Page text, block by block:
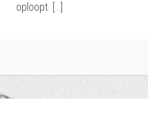
oploopt. […]